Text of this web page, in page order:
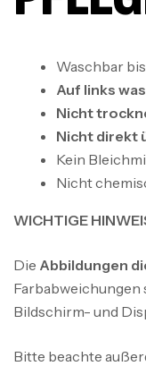
Waschbar bis
Auf links
Nicht
Nicht direkt
Kein
Nicht
WICHTIGE
Die Abbildungen
Bildschirm- und
Bitte beachte